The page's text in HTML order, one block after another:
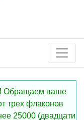
Обращаем ваше
трех флаконов
25000 (двадцати